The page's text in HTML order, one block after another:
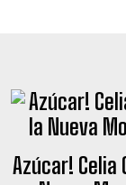
Azúcar! Celia